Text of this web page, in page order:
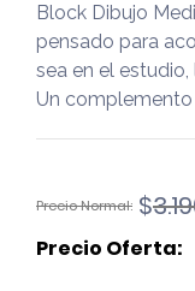
Block Dibujo
pensado para
sea en el
Un
$
El
original
El
actual